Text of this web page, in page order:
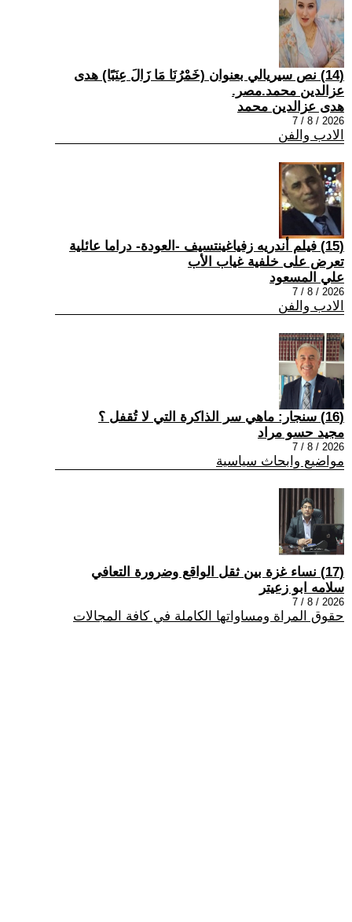
(14) نص سيريالي بعنوان (خَمْرُنَا مَا زَالَ عِنَبًا) هدى
عزالدين محمد.مصر.
هدى عزالدين محمد
2026 / 8 / 7
الادب والفن
(15) فيلم أندريه زفياغينتسيف -العودة- دراما عائلية
تعرض على خلفية غياب الأب
علي المسعود
2026 / 8 / 7
الادب والفن
(16) سنجار: ماهي سر الذاكرة التي لا تُقفل ؟
مجيد حسو مراد
2026 / 8 / 7
مواضيع وابحاث سياسية
(17) نساء غزة بين ثقل الواقع وضرورة التعافي
سلامه ابو زعيتر
2026 / 8 / 7
حقوق المراة ومساواتها الكاملة في كافة المجالات